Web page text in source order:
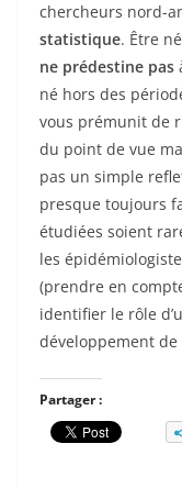
chercheurs nord-
statistique. Être
ne prédestine pas
né hors des
vous prémunit de
du point de vue
pas un simple
presque toujours
étudiées soient
les
(prendre en
identifier le rôle
développement
Partager :